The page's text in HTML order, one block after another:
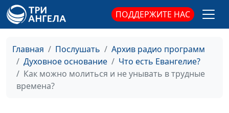
ПОДДЕРЖИТЕ НАС
Главная Послушать
Архив радио программ
Духовное основание
Что есть Евангелие?
Как можно молиться и не унывать в трудные
времена?
Для чего людям такой
дар, как деньги?
Юлия Уткина, Николай
Кунцевич,
Елена Варнавская
#52
Спасешься ты и твоя
семья
Кунцевич,